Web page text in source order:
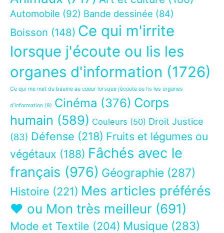
Automobile (92) Bande dessinée (84)
Boisson (148) Ce qui m'irrite
lorsque j'écoute ou lis les
organes d'information (1726)
Ce qui me met du baume au coeur lorsque j’écoute ou lis les organes
d’information (9) Cinéma (376) Corps
humain (589) Couleurs (50) Droit Justice
(83) Défense (218) Fruits et légumes ou
végétaux (188) Fâchés avec le
français (976) Géographie (287)
Histoire (221) Mes articles préférés
❤ ou Mon très meilleur (691)
Mode et Textile (204) Musique (283)